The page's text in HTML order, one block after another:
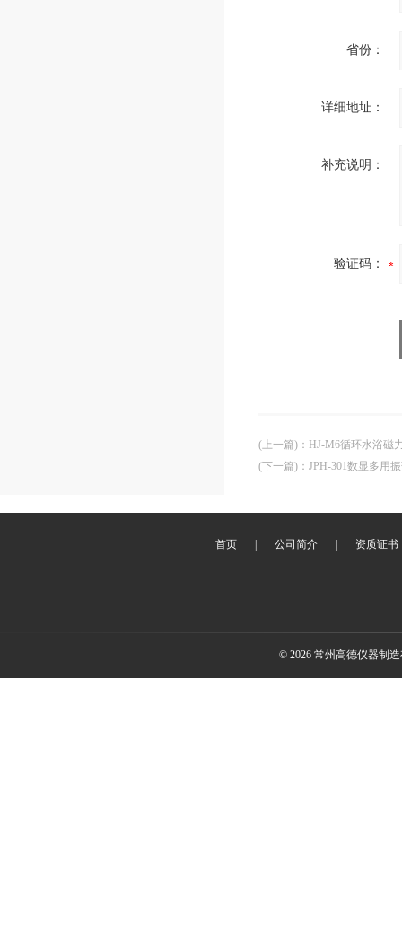
省份：
详细地址：
补充说明：
验证码：
(上一篇) ： HJ-M6循环水浴磁
(下一篇) ： JPH-301数显多用
首页 公司简介 资质证书
© 2026 常州高德仪器制